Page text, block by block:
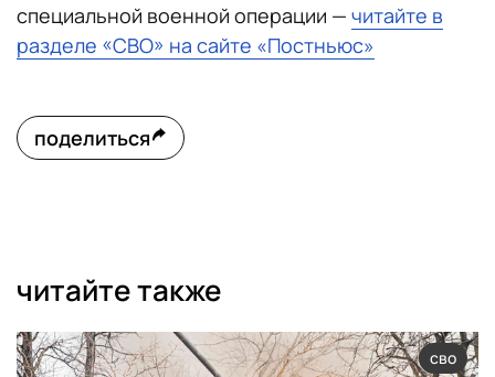
специальной военной операции — читайте в
разделе «СВО» на сайте «Постньюс»
поделиться
читайте также
сво